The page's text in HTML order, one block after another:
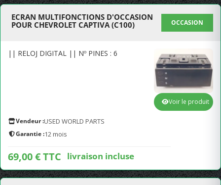
ECRAN MULTIFONCTIONS D'OCCASION
POUR CHEVROLET CAPTIVA (C100)
OCCASION
|| RELOJ DIGITAL || Nº PINES : 6
Vendeur :USED WORLD PARTS
Garantie :12 mois
69,00 € TTC livraison incluse
Voir le produit